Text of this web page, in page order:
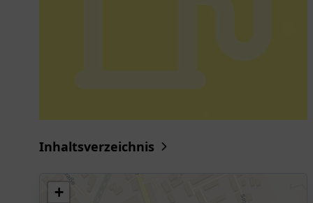
Inhaltsverzeichnis
+